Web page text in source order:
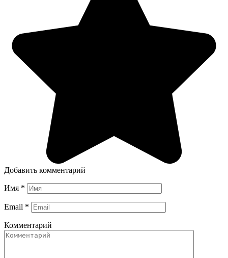
Добавить комментарий
Имя *
Email *
Комментарий